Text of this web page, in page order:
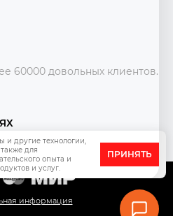
60000 довольных клиентов.
информация
и другие технологии,
для
опыта и
и услуг.
ПРИНЯТЬ